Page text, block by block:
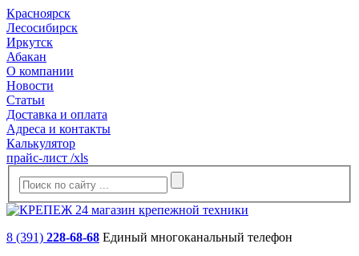
Красноярск
Лесосибирск
Иркутск
Абакан
О компании
Новости
Статьи
Доставка и оплата
Адреса и контакты
Калькулятор
прайс-лист /xls
8 (391) 228-68-68 Единый многоканальный телефон